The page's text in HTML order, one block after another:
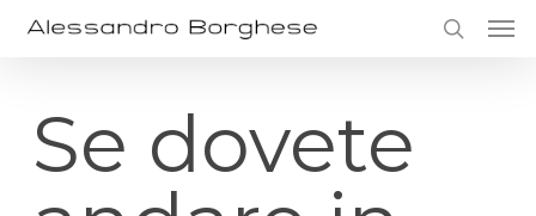
Se dovete